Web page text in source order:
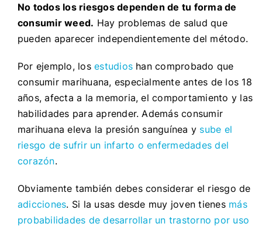
No todos los riesgos dependen de tu forma de
consumir weed. Hay problemas de salud que
pueden aparecer independientemente del método.
Por ejemplo, losestudios han comprobado que
consumir marihuana, especialmente antes de los 18
años, afecta a la memoria, el comportamiento y las
habilidades para aprender. Además consumir
marihuana eleva la presión sanguínea y sube el
riesgo de sufrir un infarto o enfermedades del
corazón.
Obviamente también debes considerar el riesgo de
adicciones. Si la usas desde muy joven tienes más
probabilidades de desarrollar un trastorno por uso